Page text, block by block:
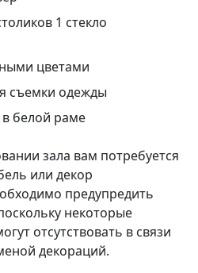
1 стекло
цветами
съемки одежды
в белой раме
зала вам потребуется
или декор
предупредить
некоторые
отсутствовать в связи
декораций.